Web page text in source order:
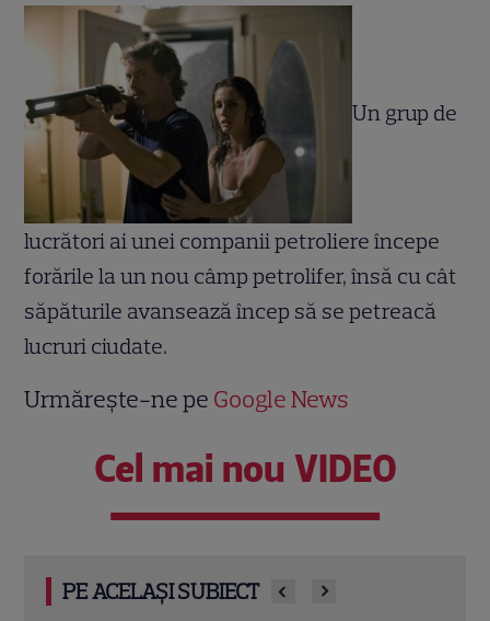
Un grup de
lucrători ai unei companii petroliere începe
forările la un nou câmp petrolifer, însă cu cât
săpăturile avansează încep să se petreacă
lucruri ciudate.
Urmărește-ne pe Google News
Cel mai nou VIDEO
PE ACELAȘI SUBIECT